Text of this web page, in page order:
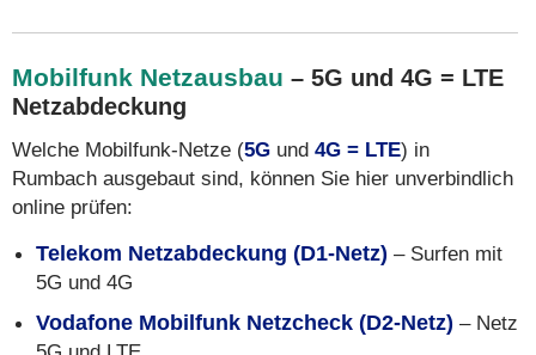
Mobilfunk Netzausbau – 5G und 4G = LTE
Netzabdeckung
Welche Mobilfunk-Netze (5G und 4G = LTE) in
Rumbach ausgebaut sind, können Sie hier unverbindlich
online prüfen:
Telekom Netzabdeckung (D1-Netz) – Surfen mit
5G und 4G
Vodafone Mobilfunk Netzcheck (D2-Netz) – Netz